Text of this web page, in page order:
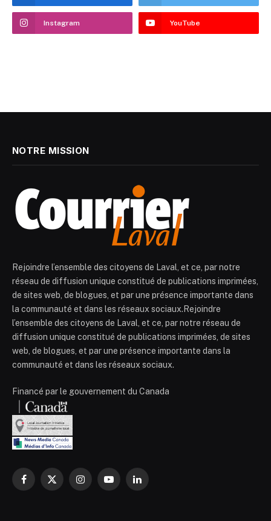
Instagram YouTube
NOTRE MISSION
Rejoindre l’ensemble des citoyens de Laval, et ce, par notre
réseau de diffusion unique constitué de publications imprimées,
de sites web, de blogues, et par une présence importante dans
la communauté et dans les réseaux sociaux.Rejoindre
l’ensemble des citoyens de Laval, et ce, par notre réseau de
diffusion unique constitué de publications imprimées, de sites
web, de blogues, et par une présence importante dans la
communauté et dans les réseaux sociaux.
Financé par le gouvernement du Canada
Facebook
X
InstagramYouTubeLinkedIn